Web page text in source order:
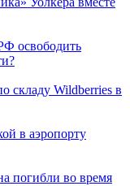
освободить
складу Wildberries в
в аэропорту
погибли во время